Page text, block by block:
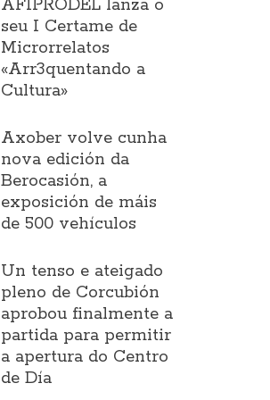
AFIPRODEL lanza o
seu I Certame de
Microrrelatos
«Arr3quentando a
Cultura»
Axober volve cunha
nova edición da
Berocasión, a
exposición de máis
de 500 vehículos
Un tenso e ateigado
pleno de Corcubión
aprobou finalmente a
partida para permitir
a apertura do Centro
de Día